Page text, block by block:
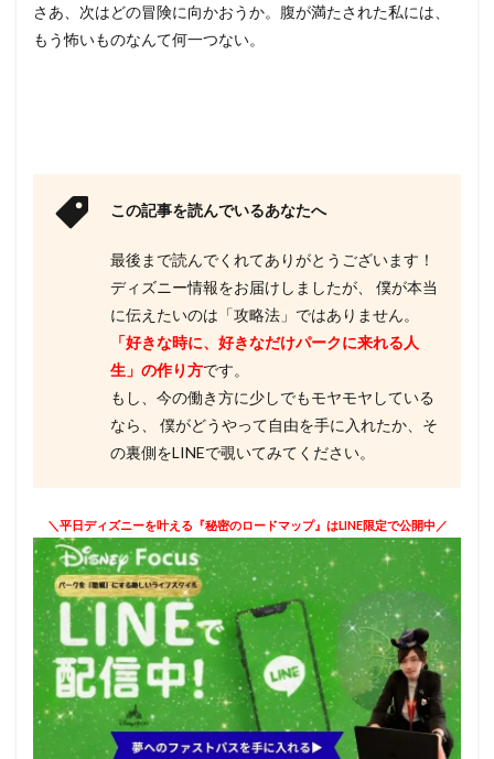
さあ、次はどの冒険に向かおうか。腹が満たされた私には、
もう怖いものなんて何一つない。
この記事を読んでいるあなたへ
最後まで読んでくれてありがとうございます！
ディズニー情報をお届けしましたが、 僕が本当
に伝えたいのは「攻略法」ではありません。
「好きな時に、好きなだけパークに来れる人
生」の作り方です。
もし、今の働き方に少しでもモヤモヤしている
なら、 僕がどうやって自由を手に入れたか、そ
の裏側をLINEで覗いてみてください。
＼平日ディズニーを叶える『秘密のロードマップ』はLINE限定で公開中／